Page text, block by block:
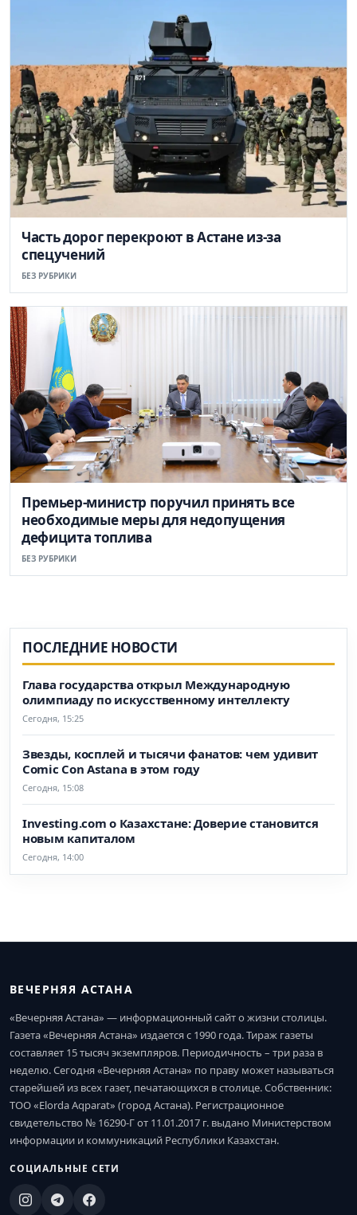
Часть дорог перекроют в Астане из-за
спецучений
БЕЗ РУБРИКИ
Премьер-министр поручил принять все
необходимые меры для недопущения
дефицита топлива
БЕЗ РУБРИКИ
ПОСЛЕДНИЕ НОВОСТИ
Глава государства открыл Международную
олимпиаду по искусственному интеллекту
Сегодня, 15:25
Звезды, косплей и тысячи фанатов: чем удивит
Comic Con Astana в этом году
Сегодня, 15:08
Investing.com о Казахстане: Доверие становится
новым капиталом
Сегодня, 14:00
ВЕЧЕРНЯЯ АСТАНА
«Вечерняя Астана» — информационный сайт о жизни столицы.
Газета «Вечерняя Астана» издается с 1990 года. Тираж газеты
составляет 15 тысяч экземпляров. Периодичность – три раза в
неделю. Сегодня «Вечерняя Астана» по праву может называться
старейшей из всех газет, печатающихся в столице. Собственник:
ТОО «Elorda Aqparat» (город Астана). Регистрационное
свидетельство № 16290-Г от 11.01.2017 г. выдано Министерством
информации и коммуникаций Республики Казахстан.
СОЦИАЛЬНЫЕ СЕТИ